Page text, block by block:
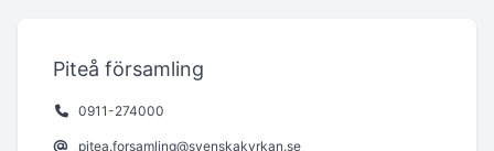
Piteå församling
0911-274000
pitea.forsamling@svenskakyrkan.se